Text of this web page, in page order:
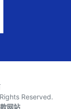
Reserved.
网站